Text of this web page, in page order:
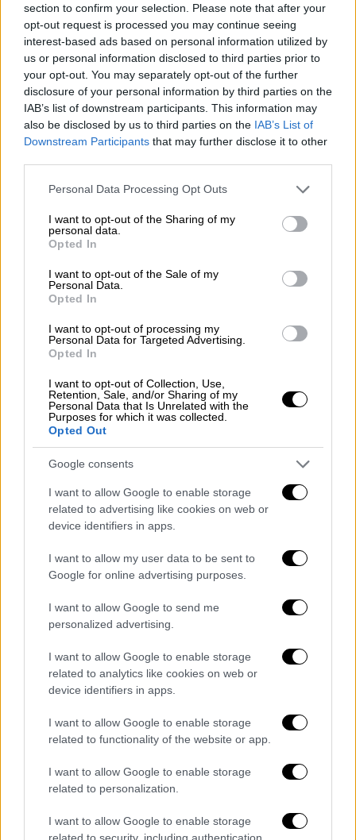
section to confirm your selection. Please note that after your
opt-out request is processed you may continue seeing
interest-based ads based on personal information utilized by
us or personal information disclosed to third parties prior to
your opt-out. You may separately opt-out of the further
disclosure of your personal information by third parties on the
IAB’s list of downstream participants. This information may
also be disclosed by us to third parties on the IAB’s List of
Downstream Participants that may further disclose it to other
Please note that this website/app uses one or more Google
not limited to your visit or usage behaviour. You may click to
grant or deny consent to Google and its third-party tags to
use your data for below specified purposes in below Google
consent section.
Personal Data Processing Opt Outs
I want to opt-out of the Sharing of my
personal data.
Opted In
I want to opt-out of the Sale of my
Personal Data.
Opted In
I want to opt-out of processing my
Personal Data for Targeted Advertising.
Opted In
I want to opt-out of Collection, Use,
Retention, Sale, and/or Sharing of my
Personal Data that Is Unrelated with the
Purposes for which it was collected.
Opted Out
Google consents
I want to allow Google to enable storage
related to advertising like cookies on web or
device identifiers in apps.
I want to allow my user data to be sent to
Google for online advertising purposes.
I want to allow Google to send me
personalized advertising.
I want to allow Google to enable storage
related to analytics like cookies on web or
device identifiers in apps.
I want to allow Google to enable storage
related to functionality of the website or app.
I want to allow Google to enable storage
related to personalization.
I want to allow Google to enable storage
related to security, including authentication
Viral 20.07.2023 21:10
Ο… κλέφτης του Πάσχα στη Βρετανία:
Προσπάθησε να αρπάξει 200.000
σοκολατένια αυγά από αποθήκη
Καταδικάστηκε σε 18 μήνες φυλάκισης
Food & Drink|18.04.2023 13:21
Mε τα πασχαλινά αυγά που περίσσεψαν -
Νόστιμες σαλάτες, ορεκτικά και κυρίως
πιάτα
Τα βάψατε, τα τσουγκρίσατε, αλλά δεν
καταναλώθηκαν όλα. Οι συνταγές με βραστά
αυγά είναι ό,τι χρειάζεστε για να
αξιοποιήσετε τα κατακόκκινα ή πολύχρωμα
leftovers του πασχαλινού τραπεζιού.